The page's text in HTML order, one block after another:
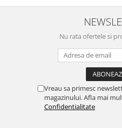
Nu rata ofertele si
Vreau sa primesc
magazinului. Afla mai
Confidentialitate